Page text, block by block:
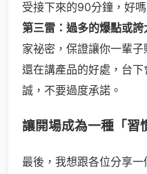
受接下來的90分鐘，好
第三雷：過多的爆點或誇
家祕密，保證讓你一輩
還在講產品的好處，台
誠，不要過度承諾。
讓開場成為一種「習
最後，我想跟各位分享